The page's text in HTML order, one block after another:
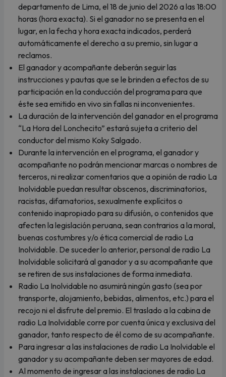
departamento de Lima, el 18 de junio del 2026 a las 18:00
horas (hora exacta). Si el ganador no se presenta en el
lugar, en la fecha y hora exacta indicados, perderá
automáticamente el derecho a su premio, sin lugar a
reclamos.
El ganador y acompañante deberán seguir las
instrucciones y pautas que se le brinden a efectos de su
participación en la conducción del programa para que
éste sea emitido en vivo sin fallas ni inconvenientes.
La duración de la intervención del ganador en el programa
“La Hora del Lonchecito” estará sujeta a criterio del
conductor del mismo Koky Salgado.
Durante la intervención en el programa, el ganador y
acompañante no podrán mencionar marcas o nombres de
terceros, ni realizar comentarios que a opinión de radio La
Inolvidable puedan resultar obscenos, discriminatorios,
racistas, difamatorios, sexualmente explícitos o
contenido inapropiado para su difusión, o contenidos que
afecten la legislación peruana, sean contrarios a la moral,
buenas costumbres y/o ética comercial de radio La
Inolvidable. De suceder lo anterior, personal de radio La
Inolvidable solicitará al ganador y a su acompañante que
se retiren de sus instalaciones de forma inmediata.
Radio La Inolvidable no asumirá ningún gasto (sea por
transporte, alojamiento, bebidas, alimentos, etc.) para el
recojo ni el disfrute del premio. El traslado a la cabina de
radio La Inolvidable corre por cuenta única y exclusiva del
ganador, tanto respecto de él como de su acompañante.
Para ingresar a las instalaciones de radio La Inolvidable el
ganador y su acompañante deben ser mayores de edad.
Al momento de ingresar a las instalaciones de radio La